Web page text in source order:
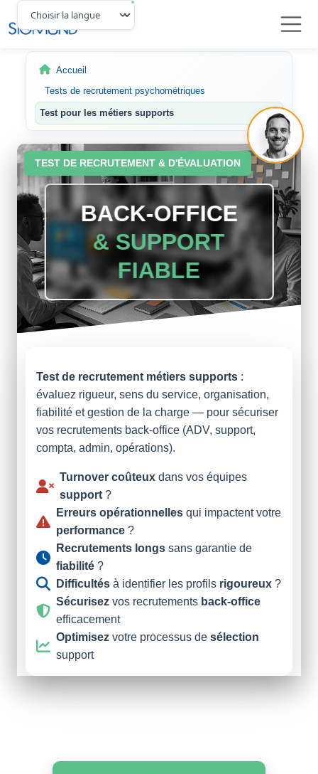
Navbar
Accueil
Tests de recrutement psychométriques
Test pour les métiers supports
TEST DE RECRUTEMENT & D'ÉVALUATION
BACK-OFFICE
& SUPPORT
FIABLE
Test de recrutement métiers supports :
évaluez rigueur, sens du service, organisation,
fiabilité et gestion de la charge — pour sécuriser
vos recrutements back-office (ADV, support,
compta, admin, opérations).
Turnover coûteux dans vos équipes
support ?
Erreurs opérationnelles qui impactent votre
performance ?
Recrutements longs sans garantie de
fiabilité ?
Difficultés à identifier les profils rigoureux ?
Sécurisez vos recrutements back-office
efficacement
Optimisez votre processus de sélection
support